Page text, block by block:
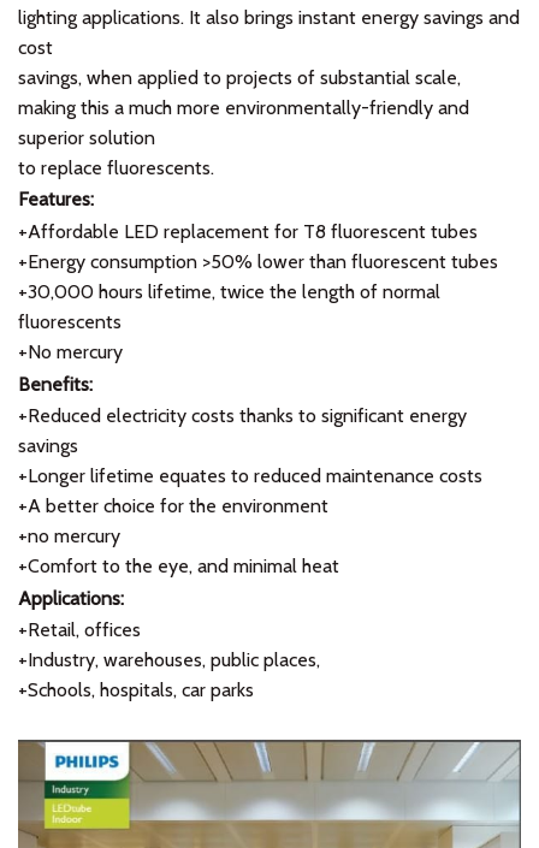
lighting applications. It also brings instant energy savings and
cost
savings, when applied to projects of substantial scale,
making this a much more environmentally-friendly and
superior solution
to replace fluorescents.
Features:
+Affordable LED replacement for T8 fluorescent tubes
+Energy consumption >50% lower than fluorescent tubes
+30,000 hours lifetime, twice the length of normal
fluorescents
+No mercury
Benefits:
+Reduced electricity costs thanks to significant energy
savings
+Longer lifetime equates to reduced maintenance costs
+A better choice for the environment
+no mercury
+Comfort to the eye, and minimal heat
Applications:
+Retail, offices
+Industry, warehouses, public places,
+Schools, hospitals, car parks